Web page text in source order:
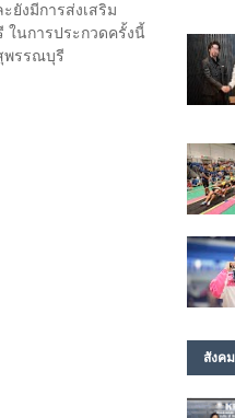
งมีการส่งเสริม
นการประกวดครั้งนี้
พรรณบุรี
สังคม